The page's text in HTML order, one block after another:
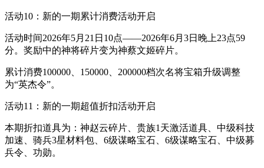
活动10：新的一期累计消费活动开启
活动时间2026年5月21日10点——2026年6月3日晚上23点59
分。奖励中的神将碎片变为神蔡文姬碎片。
累计消费100000、150000、200000档次名将宝箱升级调整
为“英杰令”。
活动11：新的一期超值折扣活动开启
本期折扣道具为：神赵云碎片、贵族1天激活道具、中级科技
加速、骑兵3星材料包、6级谋略宝石、6级谋略宝石、中级募
兵令、功勋。